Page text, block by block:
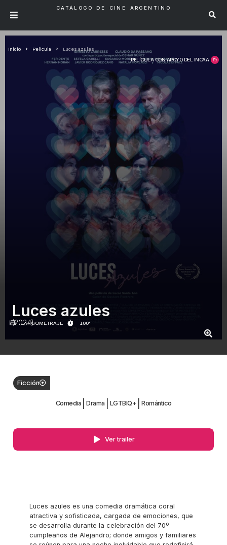
CATÁLOGO DE CINE ARGENTINO
PELÍCULA CON APOYO DEL INCAA
Inicio Pelicula Luces azules
LARGOMETRAJE 100'
Luces azules
(2024)
Ficción
Comedia Drama LGTBIQ+ Romántico
Ver trailer
Luces azules es una comedia dramática coral
atractiva y sofisticada, cargada de emociones, que
se desarrolla durante la celebración del 70º
cumpleaños de Alejandro; donde amigos y familiares